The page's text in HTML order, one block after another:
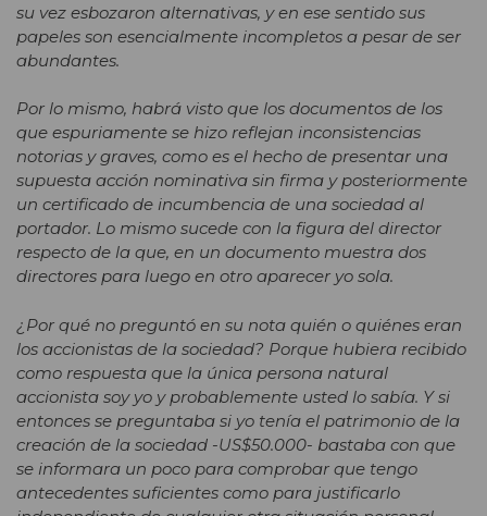
su vez esbozaron alternativas, y en ese sentido sus
papeles son esencialmente incompletos a pesar de ser
abundantes.
Por lo mismo, habrá visto que los documentos de los
que espuriamente se hizo reflejan inconsistencias
notorias y graves, como es el hecho de presentar una
supuesta acción nominativa sin firma y posteriormente
un certificado de incumbencia de una sociedad al
portador. Lo mismo sucede con la figura del director
respecto de la que, en un documento muestra dos
directores para luego en otro aparecer yo sola.
¿Por qué no preguntó en su nota quién o quiénes eran
los accionistas de la sociedad? Porque hubiera recibido
como respuesta que la única persona natural
accionista soy yo y probablemente usted lo sabía. Y si
entonces se preguntaba si yo tenía el patrimonio de la
creación de la sociedad -US$50.000- bastaba con que
se informara un poco para comprobar que tengo
antecedentes suficientes como para justificarlo